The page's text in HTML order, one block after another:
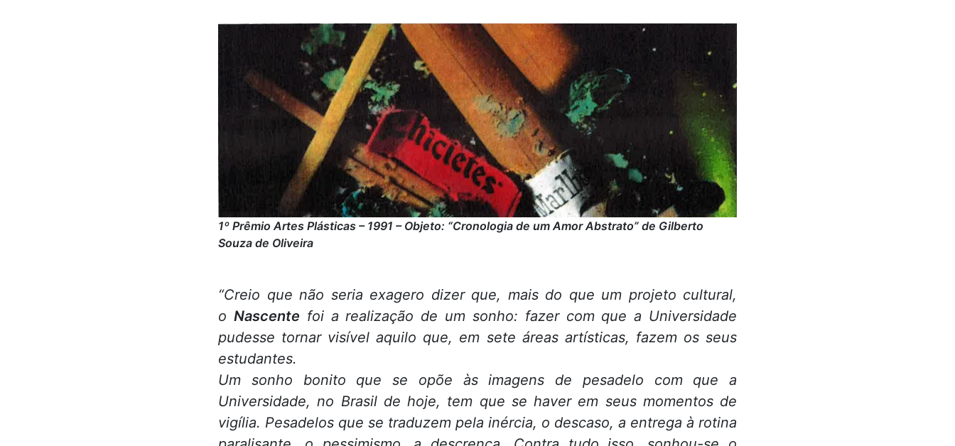
1º Prêmio Artes Plásticas – 1991 – Objeto: “Cronologia de um Amor Abstrato” de Gilberto
Souza de Oliveira
“Creio que não seria exagero dizer que, mais do que um projeto cultural,
o Nascente foi a realização de um sonho: fazer com que a Universidade
pudesse tornar visível aquilo que, em sete áreas artísticas, fazem os seus
estudantes.
Um sonho bonito que se opõe às imagens de pesadelo com que a
Universidade, no Brasil de hoje, tem que se haver em seus momentos de
vigília. Pesadelos que se traduzem pela inércia, o descaso, a entrega à rotina